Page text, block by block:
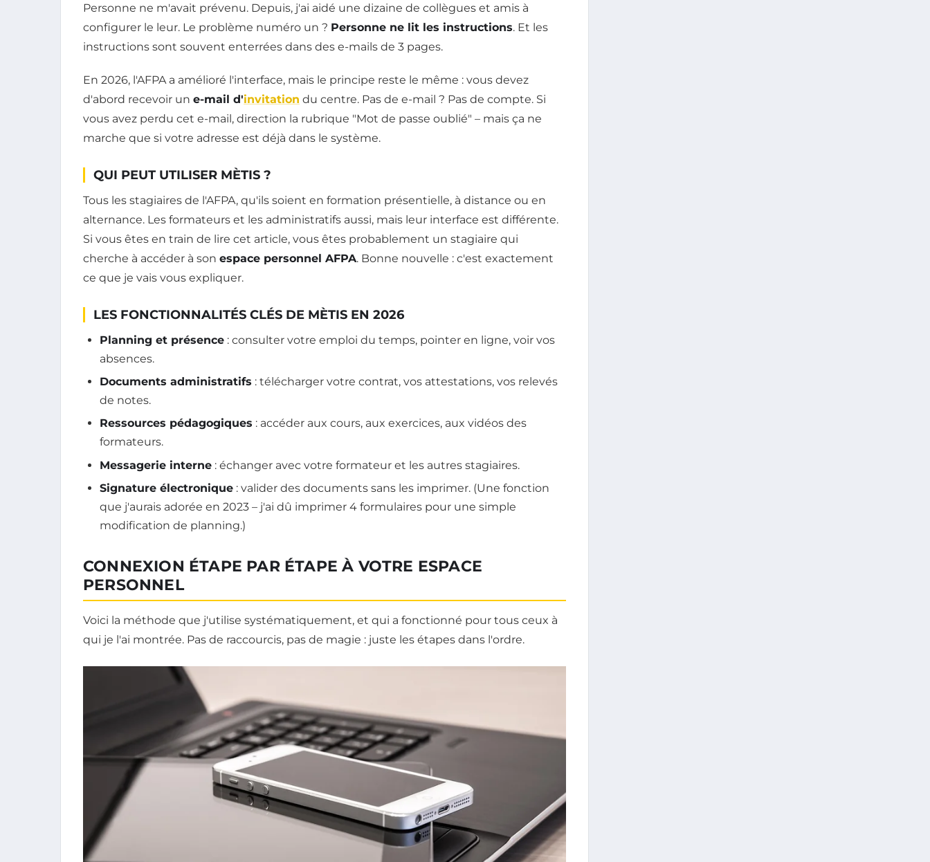
Personne ne m'avait prévenu. Depuis, j'ai aidé une dizaine de collègues et amis à
configurer le leur. Le problème numéro un ? Personne ne lit les instructions. Et les
instructions sont souvent enterrées dans des e-mails de 3 pages.
En 2026, l'AFPA a amélioré l'interface, mais le principe reste le même : vous devez
d'abord recevoir un e-mail d'invitation du centre. Pas de e-mail ? Pas de compte. Si
vous avez perdu cet e-mail, direction la rubrique "Mot de passe oublié" – mais ça ne
marche que si votre adresse est déjà dans le système.
QUI PEUT UTILISER MÈTIS ?
Tous les stagiaires de l'AFPA, qu'ils soient en formation présentielle, à distance ou en
alternance. Les formateurs et les administratifs aussi, mais leur interface est différente.
Si vous êtes en train de lire cet article, vous êtes probablement un stagiaire qui
cherche à accéder à son espace personnel AFPA. Bonne nouvelle : c'est exactement
ce que je vais vous expliquer.
LES FONCTIONNALITÉS CLÉS DE MÈTIS EN 2026
Planning et présence : consulter votre emploi du temps, pointer en ligne, voir vos
absences.
Documents administratifs : télécharger votre contrat, vos attestations, vos relevés
de notes.
Ressources pédagogiques : accéder aux cours, aux exercices, aux vidéos des
formateurs.
Messagerie interne : échanger avec votre formateur et les autres stagiaires.
Signature électronique : valider des documents sans les imprimer. (Une fonction
que j'aurais adorée en 2023 – j'ai dû imprimer 4 formulaires pour une simple
modification de planning.)
CONNEXION ÉTAPE PAR ÉTAPE À VOTRE ESPACE
PERSONNEL
Voici la méthode que j'utilise systématiquement, et qui a fonctionné pour tous ceux à
qui je l'ai montrée. Pas de raccourcis, pas de magie : juste les étapes dans l'ordre.